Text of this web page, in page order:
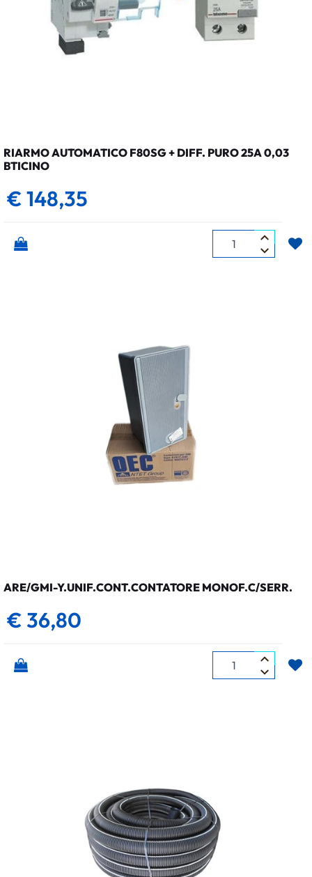
RIARMO AUTOMATICO F80SG + DIFF. PURO 25A 0,03
BTICINO
€ 148,35
Quantità
ARE/GMI-Y.UNIF.CONT.CONTATORE MONOF.C/SERR.
€ 36,80
Quantità